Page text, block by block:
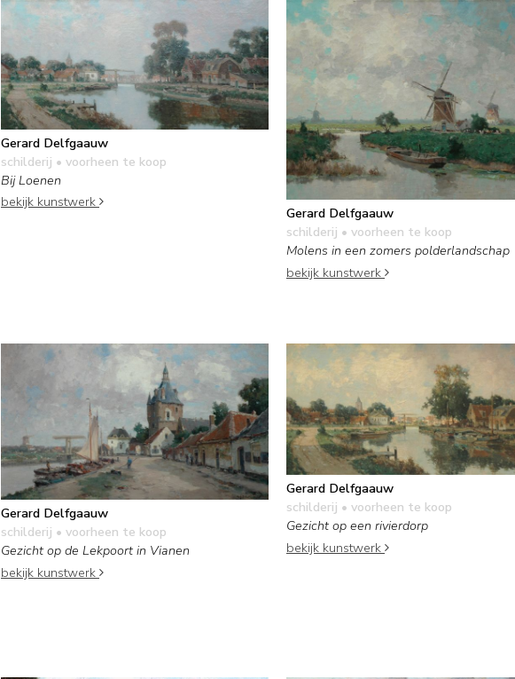
Gerard Delfgaauw
schilderij • voorheen te koop
Bij Loenen
bekijk kunstwerk
Gerard Delfgaauw
schilderij • voorheen te koop
Molens in een zomers polderlandschap
bekijk kunstwerk
Gerard Delfgaauw
schilderij • voorheen te koop
Gezicht op de Lekpoort in Vianen
bekijk kunstwerk
Gerard Delfgaauw
schilderij • voorheen te koop
Gezicht op een rivierdorp
bekijk kunstwerk